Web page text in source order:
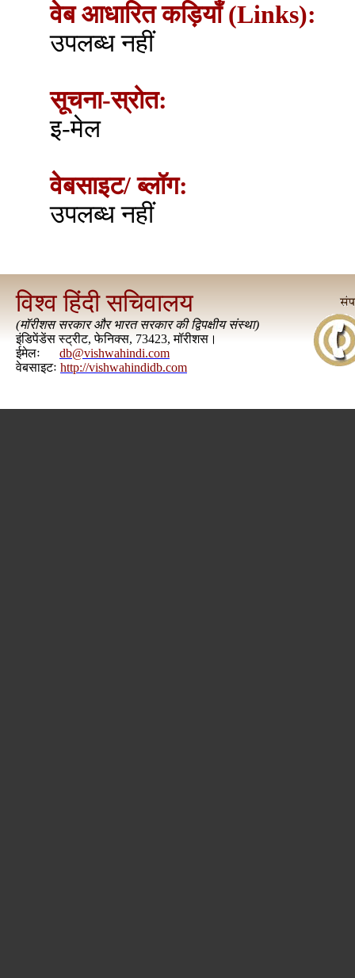
वेब आधारित कड़ियाँ (Links):
उपलब्ध नहीं
सूचना-स्रोत:
इ-मेल
वेबसाइट/ ब्लॉग:
उपलब्ध नहीं
विश्व हिंदी सचिवालय
(मॉरीशस सरकार और भारत सरकार की द्विपक्षीय संस्था)
इंडिपेंडेंस स्ट्रीट, फेनिक्स, 73423, मॉरीशस।
ईमेलः
db@vishwahindi.com
वेबसाइटः http://vishwahindidb.com